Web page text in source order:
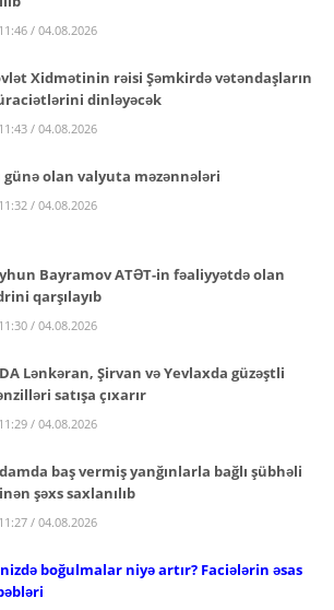
11:46 / 04.08.2026
Xidmətinin rəisi Şəmkirdə vətəndaşların
dinləyəcək
11:43 / 04.08.2026
günə olan valyuta məzənnələri
11:32 / 04.08.2026
Bayramov ATƏT-in fəaliyyətdə olan
qarşılayıb
11:30 / 04.08.2026
Lənkəran, Şirvan və Yevlaxda güzəştli
satışa çıxarır
11:29 / 04.08.2026
baş vermiş yanğınlarla bağlı şübhəli
şəxs saxlanılıb
11:27 / 04.08.2026
boğulmalar niyə artır? Faciələrin əsas